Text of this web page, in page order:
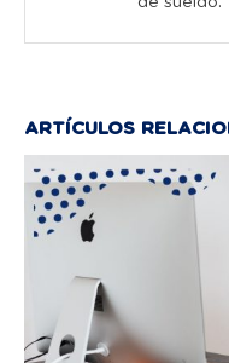
ARTÍCULOS